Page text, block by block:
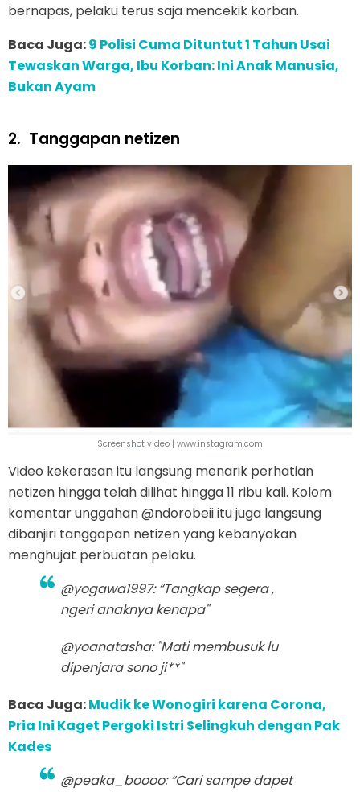
bernapas, pelaku terus saja mencekik korban.
Baca Juga:9 Polisi Cuma Dituntut 1 Tahun Usai
Tewaskan Warga, Ibu Korban: Ini Anak Manusia,
Bukan Ayam
2. Tanggapan netizen
Screenshot video | www.instagram.com
Video kekerasan itu langsung menarik perhatian
netizen hingga telah dilihat hingga 11 ribu kali. Kolom
komentar unggahan @ndorobeii itu juga langsung
dibanjiri tanggapan netizen yang kebanyakan
menghujat perbuatan pelaku.
@yogawa1997: “Tangkap segera ,
ngeri anaknya kenapa"
@yoanatasha: "Mati membusuk lu
dipenjara sono ji**"
Baca Juga:Mudik ke Wonogiri karena Corona,
Pria Ini Kaget Pergoki Istri Selingkuh dengan Pak
Kades
@peaka_boooo: “Cari sampe dapet